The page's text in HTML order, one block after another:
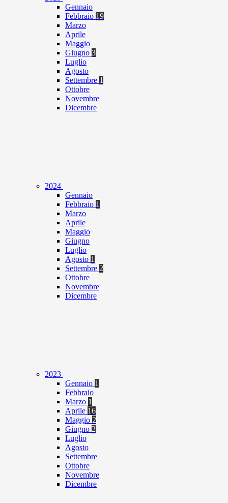
Gennaio
Febbraio 19
Marzo
Aprile
Maggio
Giugno 3
Luglio
Agosto
Settembre 1
Ottobre
Novembre
Dicembre
2024
Gennaio
Febbraio 1
Marzo
Aprile
Maggio
Giugno
Luglio
Agosto 1
Settembre 2
Ottobre
Novembre
Dicembre
2023
Gennaio 1
Febbraio
Marzo 1
Aprile 16
Maggio 2
Giugno 2
Luglio
Agosto
Settembre
Ottobre
Novembre
Dicembre